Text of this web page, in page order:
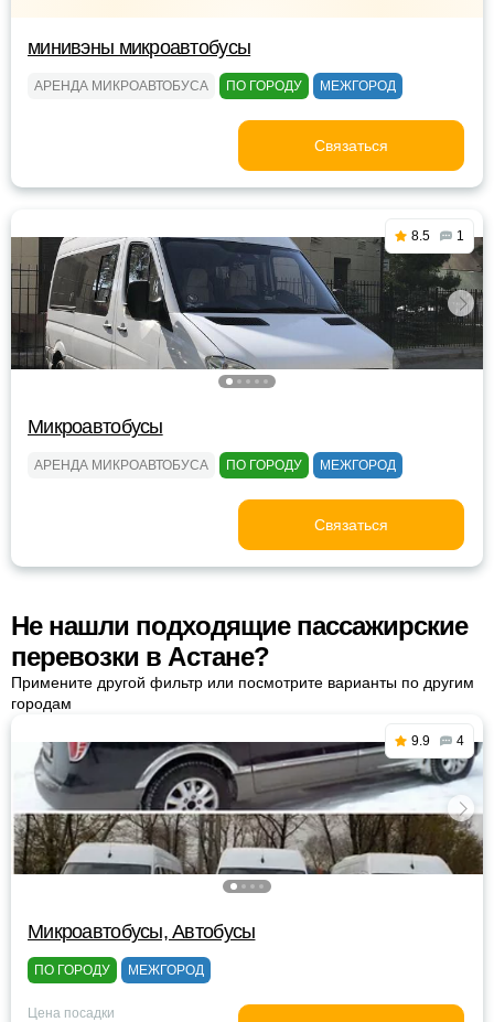
минивэны микроавтобусы
АРЕНДА МИКРОАВТОБУСА ПО ГОРОДУ МЕЖГОРОД
Связаться
8.5 1
Микроавтобусы
АРЕНДА МИКРОАВТОБУСА ПО ГОРОДУ МЕЖГОРОД
Связаться
Не нашли подходящие пассажирские
перевозки в Астане?
Примените другой фильтр или посмотрите варианты по другим
городам
9.9 4
Микроавтобусы, Автобусы
ПО ГОРОДУ МЕЖГОРОД
Цена посадки